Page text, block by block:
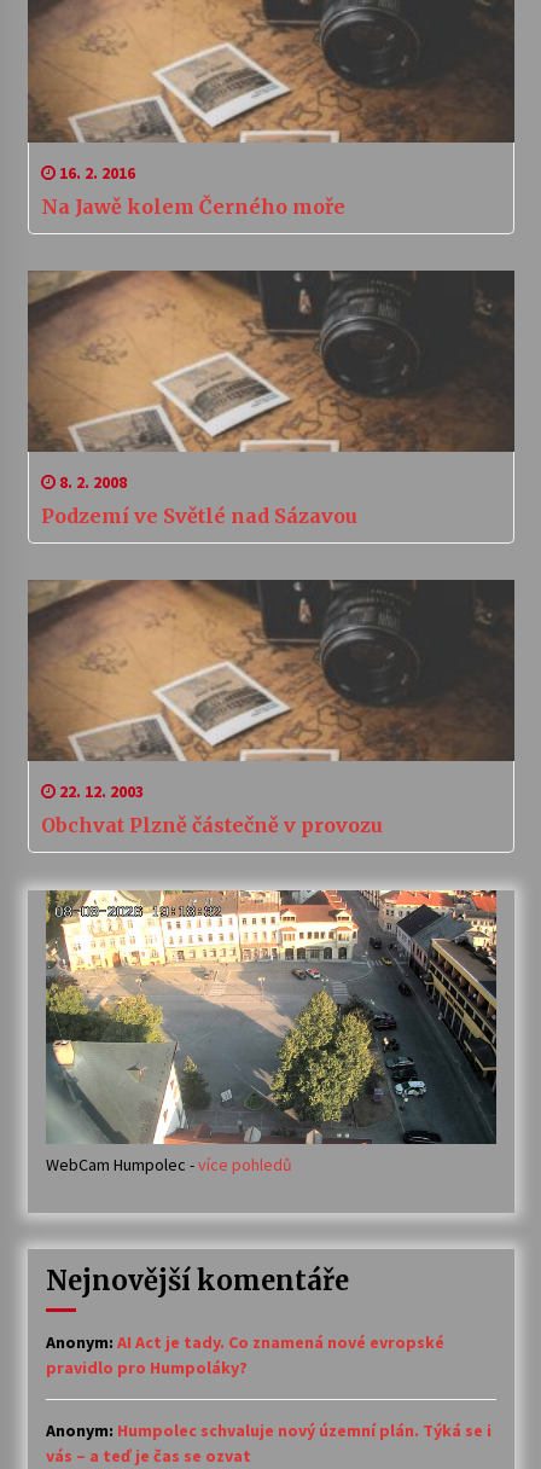
16. 2. 2016
Na Jawě kolem Černého moře
8. 2. 2008
Podzemí ve Světlé nad Sázavou
22. 12. 2003
Obchvat Plzně částečně v provozu
WebCam Humpolec -více pohledů
Nejnovější komentáře
Anonym: AI Act je tady. Co znamená nové evropské
pravidlo pro Humpoláky?
Anonym: Humpolec schvaluje nový územní plán. Týká se i
vás – a teď je čas se ozvat